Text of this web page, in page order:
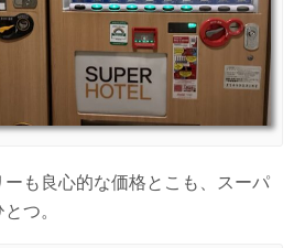
も良心的な価格とこも、スーパ
つ。